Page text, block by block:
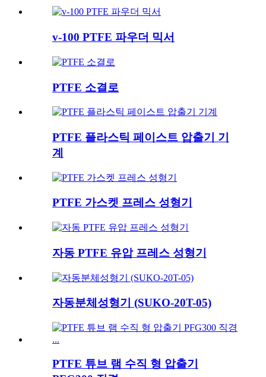
v-100 PTFE 파우더 믹서
PTFE 소결로
PTFE 플라스틱 페이스트 압출기 기
계
PTFE 가스켓 프레스 성형기
자동 PTFE 유압 프레스 성형기
자동분체성형기 (SUKO-20T-05)
PTFE 튜브 램 수직 형 압출기